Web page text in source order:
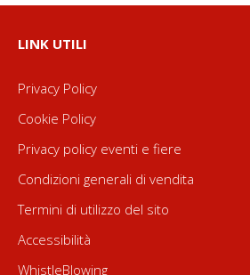
LINK UTILI
Privacy Policy
Cookie Policy
Privacy policy eventi e fiere
Condizioni generali di vendita
Termini di utilizzo del sito
Accessibilità
WhistleBlowing